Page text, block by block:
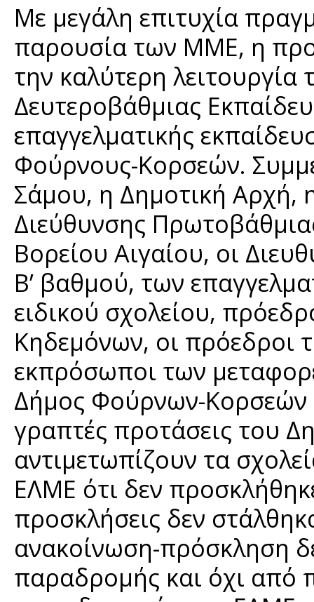
Με μεγάλη επιτυχία
παρουσία των ΜΜΕ, η
την καλύτερη
Δευτεροβάθμιας
επαγγελματικής
Φούρνους-Κορσεών.
Σάμου, η Δημοτική Αρχή,
Διεύθυνσης
Βορείου Αιγαίου, οι
Β’ βαθμού, των
ειδικού σχολείου,
Κηδεμόνων, οι πρόεδροι
εκπρόσωποι των
Δήμος Φούρνων-Κορσεών
γραπτές προτάσεις του
αντιμετωπίζουν τα
ΕΛΜΕ ότι δεν
προσκλήσεις δεν
ανακοίνωση-πρόσκληση
παραδρομής και όχι από